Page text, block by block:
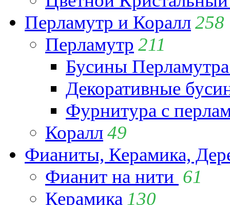
Перламутр и Коралл258
Перламутр 211
Бусины
Декоративные
Фурнитура с
Коралл49
Фианиты, Керамика,
Фианит на нити 61
Керамика 130